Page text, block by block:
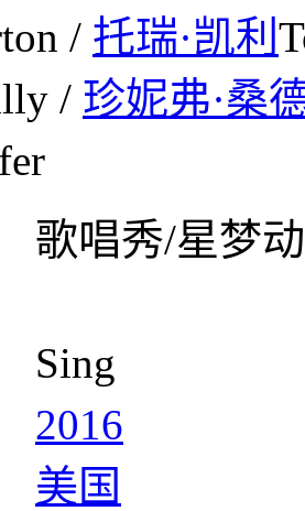
/ 托瑞·凯利
/ 珍妮弗·桑
秀/星梦动
2016
美国